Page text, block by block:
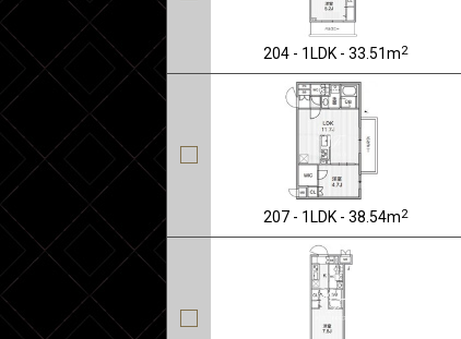
204 - 1LDK - 33.51m2
207 - 1LDK - 38.54m2